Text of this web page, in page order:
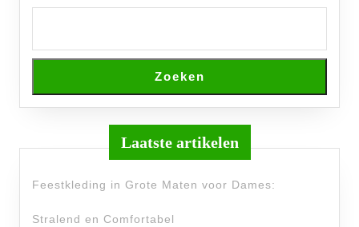
Zoeken
Laatste artikelen
Feestkleding in Grote Maten voor Dames:
Stralend en Comfortabel